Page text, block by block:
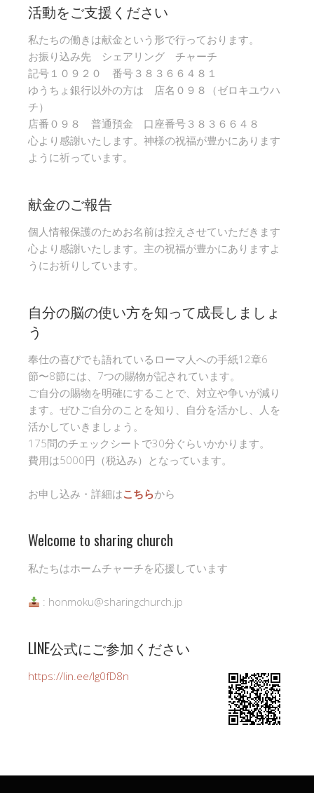
活動をご支援ください
私たちの働きは献金という形で行っております。
お振り込み先 シェアリング チャーチ
記号１０９２０ 番号３８３６６４８１
ゆうちょ銀行以外の方は 店名０９８（ゼロキユウハ
チ）
店番０９８ 普通預金 口座番号３８３６６４８
心より感謝いたします。神様の祝福が豊かにあります
ように祈っています。
献金のご報告
個人情報保護のためお名前は控えさせていただきます
心より感謝いたします。主の祝福が豊かにありますよ
うにお祈りしています。
自分の脳の使い方を知って成長しましょ
う
奉仕の喜びでも語れているローマ人への手紙12章6
節〜8節には、7つの賜物が記されています。
ご自分の賜物を明確にすることで、対立や争いが減り
ます。ぜひご自分のことを知り、自分を活かし、人を
活かしていきましょう。
175問のチェックシートで30分ぐらいかかります。
費用は5000円（税込み）となっています。
お申し込み・詳細はこちらから
Welcome to sharing church
私たちはホームチャーチを応援しています
: honmoku@sharingchurch.jp
LINE公式にご参加ください
https://lin.ee/Ig0fD8n